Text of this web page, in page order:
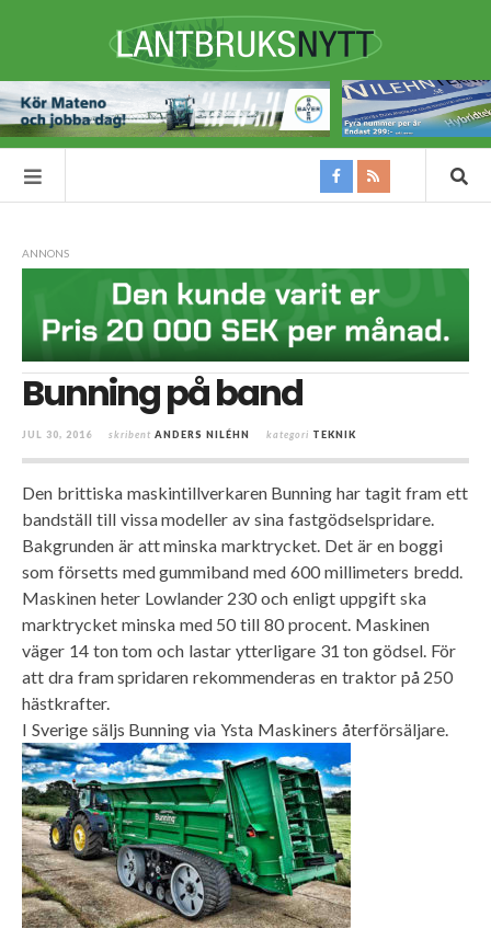
ANNONS
Bunning på band
JUL 30, 2016 skribent ANDERS NILÉHN kategori TEKNIK
Den brittiska maskintillverkaren Bunning har tagit fram ett
bandställ till vissa modeller av sina fastgödselspridare.
Bakgrunden är att minska marktrycket. Det är en boggi
som försetts med gummiband med 600 millimeters bredd.
Maskinen heter Lowlander 230 och enligt uppgift ska
marktrycket minska med 50 till 80 procent. Maskinen
väger 14 ton tom och lastar ytterligare 31 ton gödsel. För
att dra fram spridaren rekommenderas en traktor på 250
hästkrafter.
I Sverige säljs Bunning via Ysta Maskiners återförsäljare.